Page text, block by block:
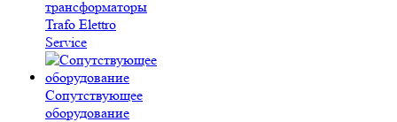
трансформаторы
Trafo Elettro
Service
Сопутствующее
оборудование